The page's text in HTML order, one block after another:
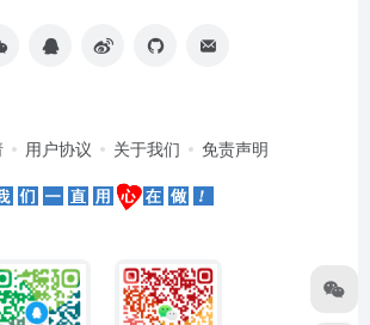
用户协议 关于我们 免责声明